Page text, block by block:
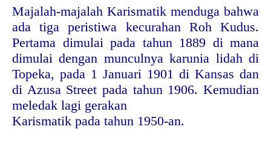
Majalah-majalah Karismatik menduga bahwa
ada tiga peristiwa kecurahan Roh Kudus.
Pertama dimulai pada tahun 1889 di mana
dimulai dengan munculnya karunia lidah di
Topeka, pada 1 Januari 1901 di Kansas dan
di Azusa Street pada tahun 1906. Kemudian
meledak lagi gerakan
Karismatik pada tahun 1950-an.